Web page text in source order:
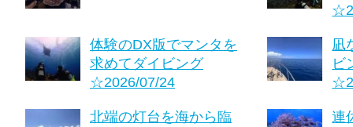
体験のDX版でマンタを
求めてダイビング
☆2026/07/24
凪
ビ
北端の灯台を海から臨
連